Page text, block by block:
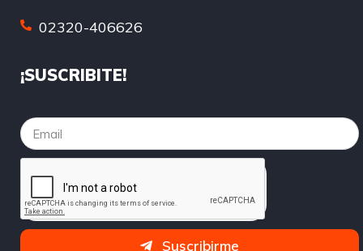
02320-406626
¡SUSCRIBITE!
Suscribirme